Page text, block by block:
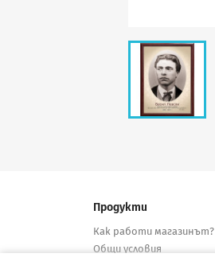
Продукти
Как работи магазинът?
Общи условия